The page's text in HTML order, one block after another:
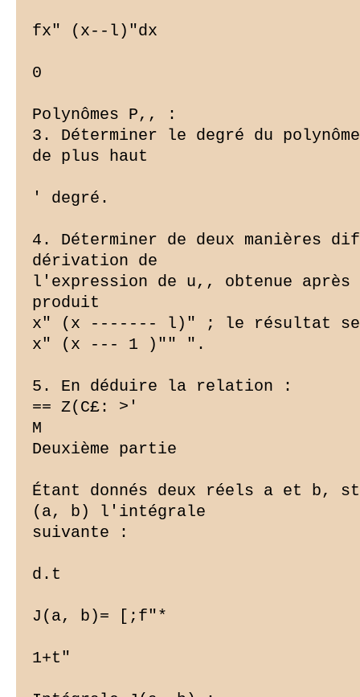
fx" (x--l)"dx
0
Polynômes P,, :
3. Déterminer le degré du
de plus haut
' degré.
4. Déterminer de deux manières
dérivation de
l'expression de u,, obtenue
produit
x" (x ------- l)" ; le résultat sera
x" (x --- 1 )"" ".
5. En déduire la relation :
== Z(C£: >'
M
Deuxième partie
Étant donnés deux réels a et
(a, b) l'intégrale
suivante :
d.t
J(a, b)= [;f"*
1+t"